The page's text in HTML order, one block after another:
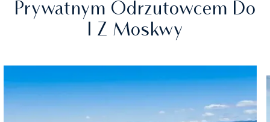
Prywatnym Odrzutowcem Do
I Z Moskwy